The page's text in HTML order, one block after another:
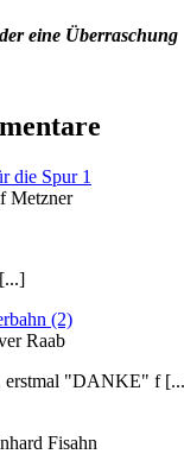
eine Überraschung
die Spur 1
Metzner
(2)
Raab
erstmal "DANKE" f
Fisahn